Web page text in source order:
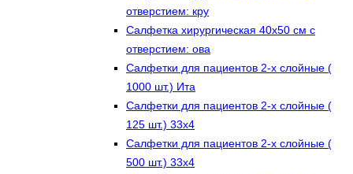
отверстием: кру
Салфетка хирургическая 40х50 см с
отверстием: ова
Салфетки для пациентов 2-х слойные (
1000 шт.) Ита
Салфетки для пациентов 2-х слойные (
125 шт.) 33х4
Салфетки для пациентов 2-х слойные (
500 шт.) 33х4